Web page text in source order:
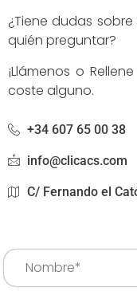
¿Tiene dudas
quién preguntar?
¡Llámenos o
coste alguno.
+34 607 65 00 38
info@clicacs.com
C/ Fernando el